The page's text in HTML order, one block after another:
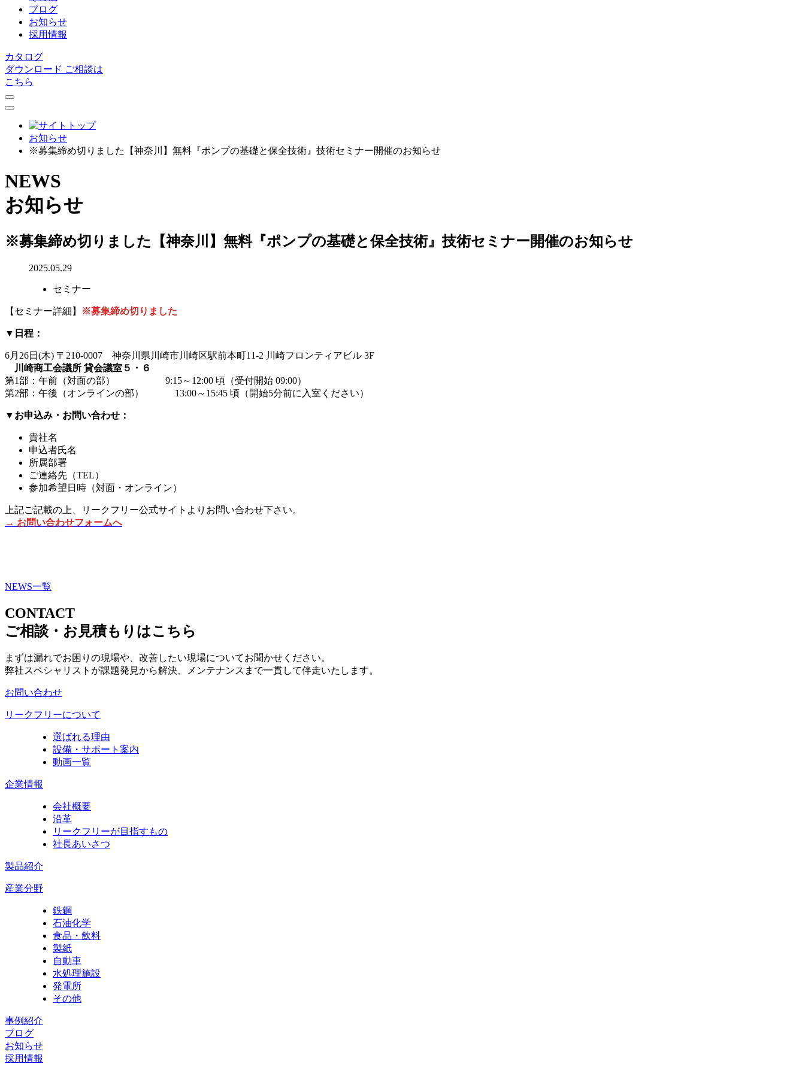
ブログ
お知らせ
採用情報
カタログ
ダウンロード ご相談は
こちら
お知らせ
※募集締め切りました【神奈川】無料『ポンプの基礎と保全技術』技術セミナー開催のお知らせ
NEWS
お知らせ
※募集締め切りました【神奈川】無料『ポンプの基礎と保全技術』技術セミナー開催のお知らせ
2025.05.29
セミナー
【セミナー詳細】 ※募集締め切りました
▼ 日程：
6月26日(木) 〒210-0007 神奈川県川崎市川崎区駅前本町11-2 川崎フロンティアビル 3F
川崎商工会議所 貸会議室５・６
第1部：午前（対面の部） 9:15～12:00 頃（受付開始 09:00）
第2部：午後（オンラインの部） 13:00～15:45 頃（開始5分前に入室ください）
▼ お申込み・お問い合わせ：
貴社名
申込者氏名
所属部署
ご連絡先（TEL）
参加希望日時（対面・オンライン）
上記ご記載の上、リークフリー公式サイトよりお問い合わせ下さい。
→ お問い合わせフォームへ
NEWS一覧
CONTACT
ご相談・お見積もりはこちら
まずは漏れでお困りの現場や、改善したい現場についてお聞かせください。
弊社スペシャリストが課題発見から解決、メンテナンスまで一貫して伴走いたします。
お問い合わせ
リークフリーについて
選ばれる理由
設備・サポート案内
動画一覧
企業情報
会社概要
沿革
リークフリーが目指すもの
社長あいさつ
製品紹介
産業分野
鉄鋼
石油化学
食品・飲料
製紙
自動車
水処理施設
発電所
その他
事例紹介
ブログ
お知らせ
採用情報